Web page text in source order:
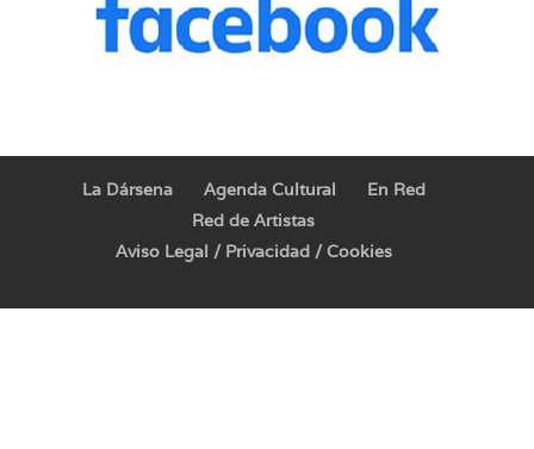
La Dársena Agenda Cultural
En Red
Red de Artistas
Aviso Legal / Privacidad / Cookies